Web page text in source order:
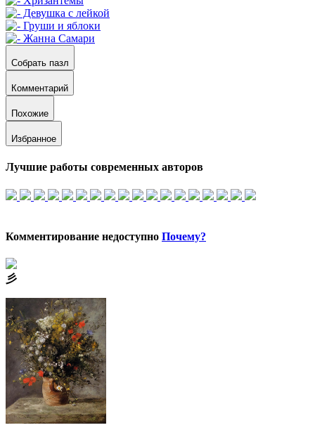
Собрать пазл
Комментарий
Похожие
Избранное
Лучшие работы современных авторов
Комментирование недоступно Почему?
⼺